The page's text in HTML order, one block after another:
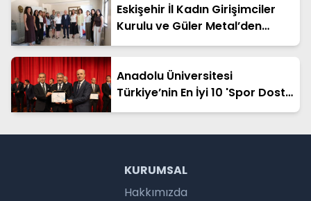
Eskişehir İl Kadın Girişimciler
Kurulu ve Güler Metal’den
"Sanayide Kadın Eli" Protokolü
Anadolu Üniversitesi
Türkiye’nin En İyi 10 'Spor Dostu
Kampüsü' Arasına Girdi
KURUMSAL
Hakkımızda